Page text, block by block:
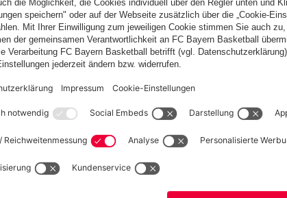
über 95 Minuten alles reingeworfen und hatten einen